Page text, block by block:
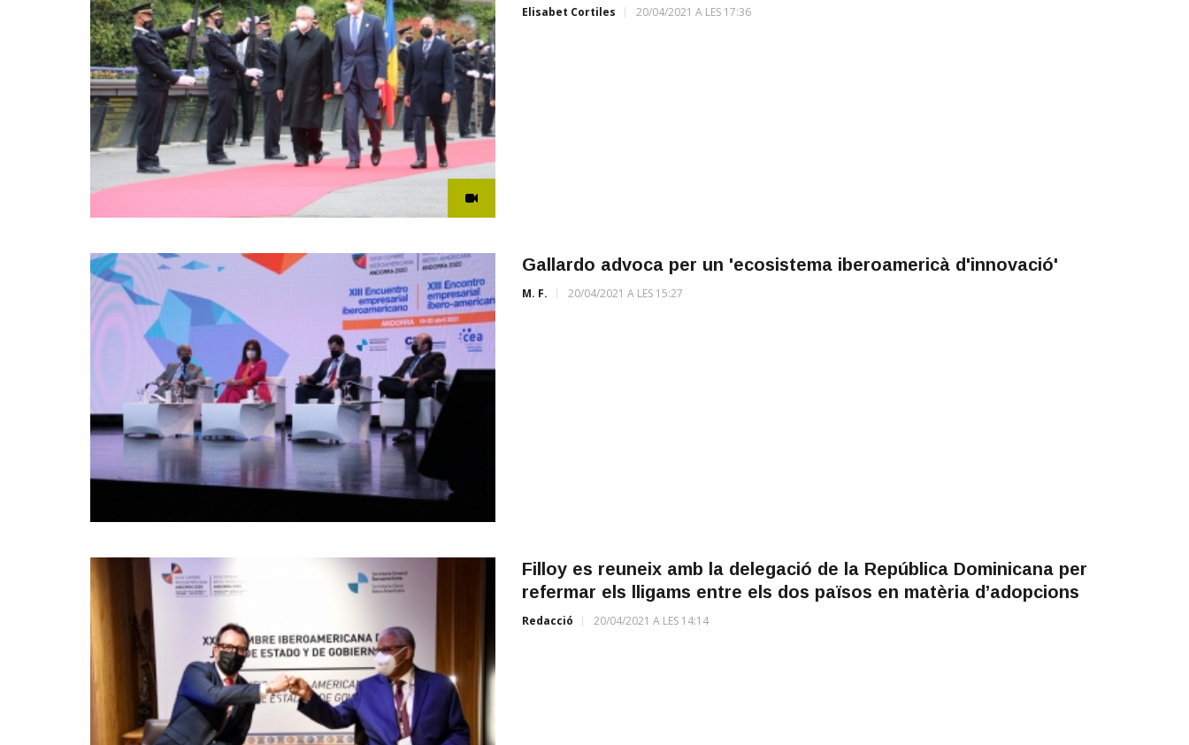
Elisabet Cortiles 20/04/2021 A LES 17:36
Gallardo advoca per un 'ecosistema iberoamericà d'innovació'
M. F. 20/04/2021 A LES 15:27
Filloy es reuneix amb la delegació de la República Dominicana per
refermar els lligams entre els dos països en matèria d’adopcions
Redacció 20/04/2021 A LES 14:14